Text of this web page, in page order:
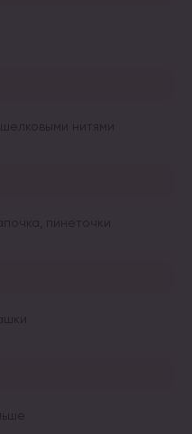
нитями
пинеточки